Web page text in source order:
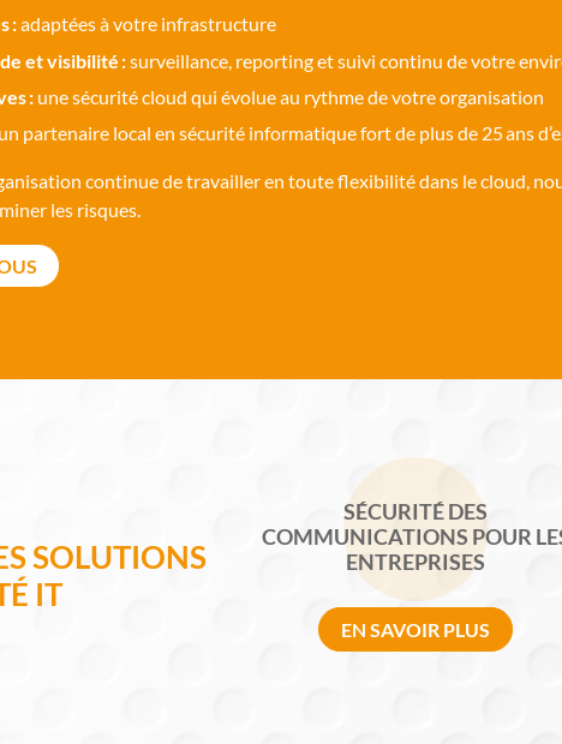
:adaptées à votre infrastructure
et visibilité :surveillance, reporting et suivi continu de votre
:une sécurité cloud qui évolue au rythme de votre organisation
partenaire local en sécurité informatique fort de plus de 25 ans
continue de travailler en toute flexibilité dans le cloud,
les risques.
SOLUTIONS
IT
SÉCURITÉ DES
COMMUNICATIONS POUR
ENTREPRISES
EN SAVOIR PLUS